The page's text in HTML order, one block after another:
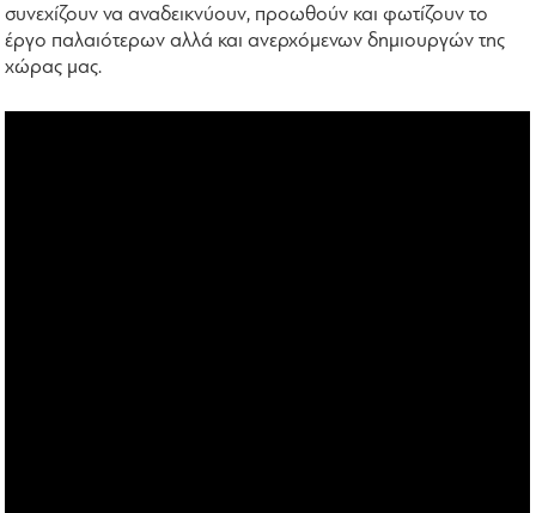
συνεχίζουν να αναδεικνύουν, προωθούν και φωτίζουν το
έργο παλαιότερων αλλά και ανερχόμενων δημιουργών της
χώρας μας.